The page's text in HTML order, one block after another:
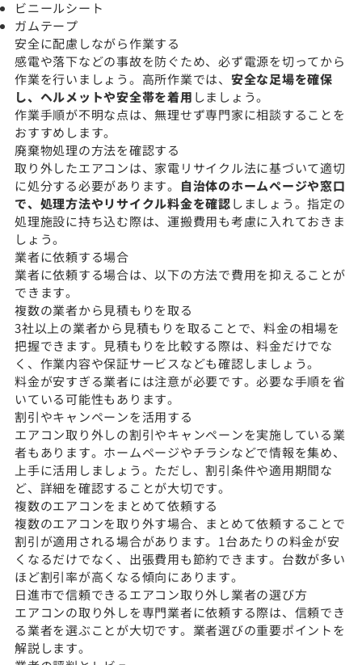
ビニールシート
ガムテープ
安全に配慮しながら作業する
感電や落下などの事故を防ぐため、必ず電源を切ってから
作業を行いましょう。高所作業では、 安全な足場を確保
し、ヘルメットや安全帯を着用 しましょう。
作業手順が不明な点は、無理せず専門家に相談することを
おすすめします。
廃棄物処理の方法を確認する
取り外したエアコンは、家電リサイクル法に基づいて適切
に処分する必要があります。 自治体のホームページや窓口
で、処理方法やリサイクル料金を確認しましょう。指定の
処理施設に持ち込む際は、運搬費用も考慮に入れておきま
しょう。
業者に依頼する場合
業者に依頼する場合は、以下の方法で費用を抑えることが
できます。
複数の業者から見積もりを取る
3社以上の業者から見積もりを取ることで、料金の相場を
把握できます。見積もりを比較する際は、料金だけでな
く、作業内容や保証サービスなども確認しましょう。
料金が安すぎる業者には注意が必要です。必要な手順を省
いている可能性もあります。
割引やキャンペーンを活用する
エアコン取り外しの割引やキャンペーンを実施している業
者もあります。ホームページやチラシなどで情報を集め、
上手に活用しましょう。ただし、割引条件や適用期間な
ど、詳細を確認することが大切です。
複数のエアコンをまとめて依頼する
複数のエアコンを取り外す場合、まとめて依頼することで
割引が適用される場合があります。1台あたりの料金が安
くなるだけでなく、出張費用も節約できます。台数が多い
ほど割引率が高くなる傾向にあります。
日進市で信頼できるエアコン取り外し業者の選び方
エアコンの取り外しを専門業者に依頼する際は、信頼でき
る業者を選ぶことが大切です。業者選びの重要ポイントを
解説します。